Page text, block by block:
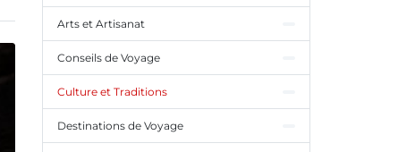
Arts et Artisanat
Conseils de Voyage
Culture et Traditions
Destinations de Voyage